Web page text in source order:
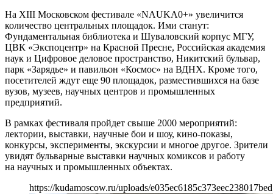
На XIII Московском фестивале «NAUKA0+» увеличится
количество центральных площадок. Ими станут:
Фундаментальная библиотека и Шуваловский корпус МГУ,
ЦВК «Экспоцентр» на Красной Пресне, Российская академия
наук и Цифровое деловое пространство, Никитский бульвар,
парк «Зарядье» и павильон «Космос» на ВДНХ. Кроме того,
посетителей ждут еще 90 площадок, разместившихся на базе
вузов, музеев, научных центров и промышленных
предприятий.
В рамках фестиваля пройдет свыше 2000 мероприятий:
лектории, выставки, научные бои и шоу, кино-показы,
конкурсы, эксперименты, экскурсии и многое другое. Зрители
увидят бульварные выставки научных комиксов и работу
на научных и промышленных объектах.
https://kudamoscow.ru/uploads/